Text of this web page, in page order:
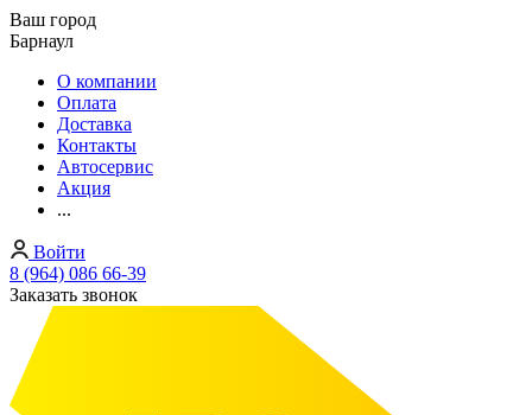
Ваш город
Барнаул
О компании
Оплата
Доставка
Контакты
Автосервис
Акция
...
Войти
8 (964) 086 66-39
Заказать звонок